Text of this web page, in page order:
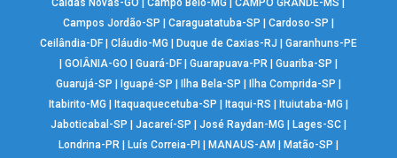
Caldas Novas-GO
|Campo Belo-MG |CAMPO GRANDE-MS
Campos Jordão-SP
Caraguatatuba-SP Cardoso-SP
Ceilândia-DF| Cláudio-MG Duque de Caxias-RJ
Garanhuns-PE
GOIÂNIA-GO Guará-DF| Guarapuava-PR| Guariba-SP
Guarujá-SP
Iguapé-SP Ilha Bela-SP Ilha Comprida-SP
Itabirito-MG
Itaquaquecetuba-SP Itaqui-RS Ituiutaba-MG
Jaboticabal-SP
Jacareí-SP José Raydan-MG Lages-SC|
Londrina-PR| Luís Correia-PI MANAUS-AM Matão-SP